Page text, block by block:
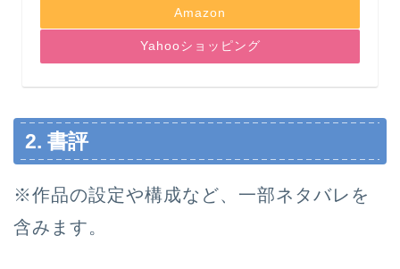
Amazon
Yahooショッピング
2. 書評
※作品の設定や構成など、一部ネタバレを
含みます。